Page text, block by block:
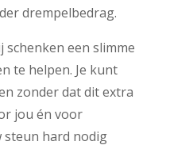
drempelbedrag.
een slimme
te helpen. Je kunt
zonder dat dit extra
jou én voor
steun hard nodig